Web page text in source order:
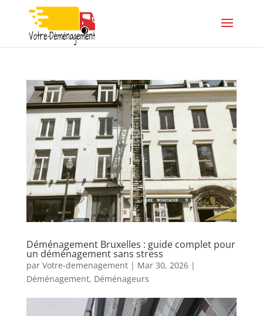
Déménagement Bruxelles : guide complet pour
un déménagement sans stress
par Votre-demenagement| Mar 30, 2026|
Déménagement, Déménageurs